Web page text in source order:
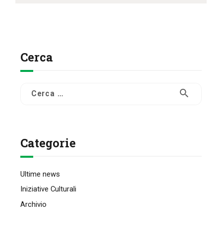
Cerca
Ricerca
Categorie
Ultime news
Iniziative Culturali
Archivio